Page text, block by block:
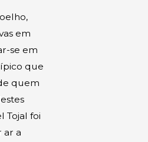
em
se em
que
quem
Tojal foi
ar a